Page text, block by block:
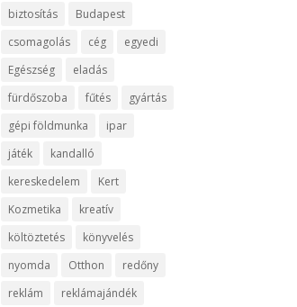
biztosítás
Budapest
csomagolás
cég
egyedi
Egészség
eladás
fürdőszoba
fűtés
gyártás
gépi földmunka
ipar
játék
kandalló
kereskedelem
Kert
Kozmetika
kreatív
költöztetés
könyvelés
nyomda
Otthon
redőny
reklám
reklámajándék